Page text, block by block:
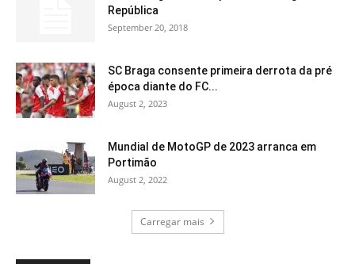
República
September 20, 2018
SC Braga consente primeira derrota da pré
época diante do FC...
August 2, 2023
Mundial de MotoGP de 2023 arranca em
Portimão
August 2, 2022
Carregar mais